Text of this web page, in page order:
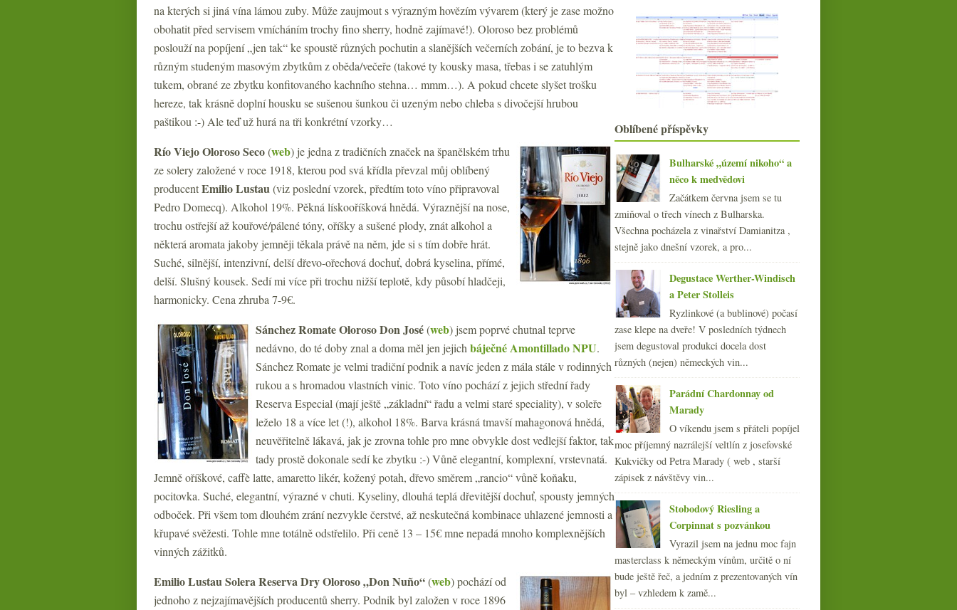
na kterých si jiná vína lámou zuby. Může zaujmout s výrazným hovězím vývarem (který je zase možno
obohatit před servisem vmícháním trochy fino sherry, hodně zajímavé!). Oloroso bez problémů
poslouží na popíjení „jen tak“ ke spoustě různých pochutin a slanějších večerních zobání, je to bezva k
různým studeným masovým zbytkům z oběda/večeře (takové ty kousky masa, třebas i se zatuhlým
tukem, obrané ze zbytku konfitovaného kachního stehna… mmm…). A pokud chcete slyšet trošku
hereze, tak krásně doplní housku se sušenou šunkou či uzeným nebo chleba s divočejší hrubou
paštikou :-) Ale teď už hurá na tři konkrétní vzorky…
Río Viejo Oloroso Seco(web) je jedna z tradičních značek na španělském trhu
ze solery založené v roce 1918, kterou pod svá křídla převzal můj oblíbený
producentEmilio Lustau(viz poslední vzorek, předtím toto víno připravoval
Pedro Domecq). Alkohol 19%. Pěkná lískooříšková hnědá. Výraznější na nose,
trochu ostřejší až kouřové/pálené tóny, oříšky a sušené plody, znát alkohol a
některá aromata jakoby jemněji těkala právě na něm, jde si s tím dobře hrát.
Suché, silnější, intenzivní, delší dřevo-ořechová dochuť, dobrá kyselina, přímé,
delší. Slušný kousek. Sedí mi více při trochu nižší teplotě, kdy působí hladčeji,
harmonicky. Cena zhruba 7-9€.
Sánchez Romate Oloroso Don José(web) jsem poprvé chutnal teprve
nedávno, do té doby znal a doma měl jen jejich báječné Amontillado NPU.
Sánchez Romate je velmi tradiční podnik a navíc jeden z mála stále v rodinných
rukou a s hromadou vlastních vinic. Toto víno pochází z jejich střední řady
Reserva Especial (mají ještě „základní“ řadu a velmi staré speciality), v soleře
leželo 18 a více let (!), alkohol 18%. Barva krásná tmavší mahagonová hnědá,
neuvěřitelně lákavá, jak je zrovna tohle pro mne obvykle dost vedlejší faktor, tak
tady prostě dokonale sedí ke zbytku :-) Vůně elegantní, komplexní, vrstevnatá.
Jemně oříškové, caffè latte, amaretto likér, kožený potah, dřevo směrem „rancio“ vůně koňaku,
pocitovka. Suché, elegantní, výrazné v chuti. Kyseliny, dlouhá teplá dřevitější dochuť, spousty jemných
odboček. Při všem tom dlouhém zrání nezvykle čerstvé, až neskutečná kombinace uhlazené jemnosti a
křupavé svěžesti. Tohle mne totálně odstřelilo. Při ceně 13 – 15€ mne nepadá mnoho komplexnějších
vinných zážitků.
Emilio Lustau Solera Reserva Dry Oloroso „Don Nuño“(web) pochází od
jednoho z nejzajímavějších producentů sherry. Podnik byl založen v roce 1896
Krátká fotozpráva z Burgundska
Zelený Sv. Patrik a první jarní
piknik
Reisten do budoucna s rudým
křížem?
Dva veltlíny nad přemýšlením o…
Po stopách padělaných velkých vín s
Mr. Conti
Schoenenbourg vůni, chutí, obrazem
i hmatem
Výsledky ankety „U sherry
preferuji…“
Síň legální hanby
Jsou dny, kdy se nedaří…
Pinot trénink – Morava, Čechy,
Francie, Německo
Mladé ryzlinky z Mittelrheinu od
Vinonauta
O oloroso sherry nad třemi vzorky
Stobodovky, Kolby prodány a zloděj
u Moëtu
Posezení s ryzlinky z Rheinhessen
„Jak rozdýchat cirhózu“ aneb
hledání na blogu
►února(21)
►ledna (23)
►2011(252)
►2010(249)
►2009 (249)
►2008 (270)
►2007(108)
Oblíbené příspěvky
Bulharské „území nikoho“ a
něco k medvědovi
Začátkem června jsem se tu
zmiňoval o třech vínech z Bulharska.
Všechna pocházela z vinařství Damianitza ,
stejně jako dnešní vzorek, a pro...
Degustace Werther-Windisch
a Peter Stolleis
Ryzlinkové (a bublinové) počasí
zase klepe na dveře! V posledních týdnech
jsem degustoval produkci docela dost
různých (nejen) německých vin...
Parádní Chardonnay od
Marady
O víkendu jsem s přáteli popíjel
moc příjemný nazrálejší veltlín z josefovské
Kukvičky od Petra Marady ( web , starší
zápisek z návštěvy vin...
Stobodový Riesling a
Corpinnat s pozvánkou
Vyrazil jsem na jednu moc fajn
masterclass k německým vínům, určitě o ní
bude ještě řeč, a jedním z prezentovaných vín
byl – vzhledem k zamě...